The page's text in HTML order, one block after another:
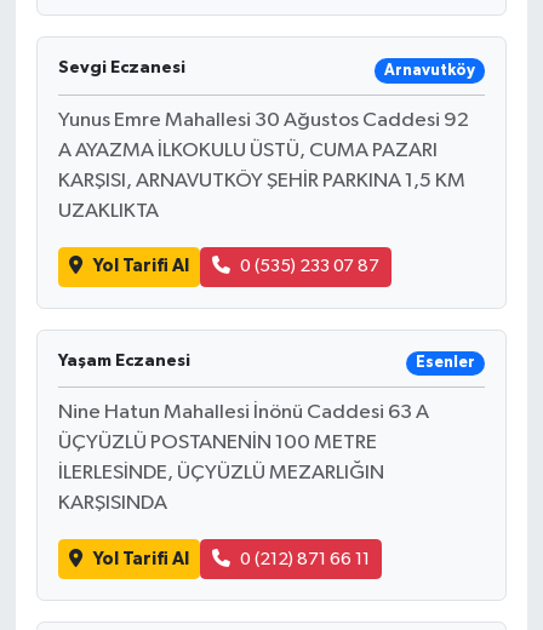
Sevgi Eczanesi Arnavutköy
Yunus Emre Mahallesi 30 Ağustos Caddesi 92
A AYAZMA İLKOKULU ÜSTÜ, CUMA PAZARI
KARŞISI, ARNAVUTKÖY ŞEHİR PARKINA 1,5 KM
UZAKLIKTA
Yol Tarifi Al 0 (535) 233 07 87
Yaşam Eczanesi Esenler
Nine Hatun Mahallesi İnönü Caddesi 63 A
ÜÇYÜZLÜ POSTANENİN 100 METRE
İLERLESİNDE, ÜÇYÜZLÜ MEZARLIĞIN
KARŞISINDA
Yol Tarifi Al 0 (212) 871 66 11